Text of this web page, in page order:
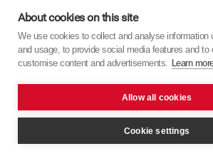
Cookies-Richtline
Modern Slavery Act Policy
Impressum
About cookies on this site
We use cookies to collect and analyse information
and usage, to provide social media features and to
customise content and advertisements. Learn
Allow all cookies
Cookie settings